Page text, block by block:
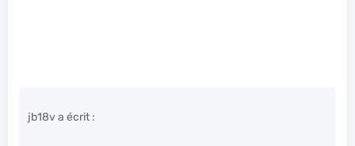
jb18v a écrit :